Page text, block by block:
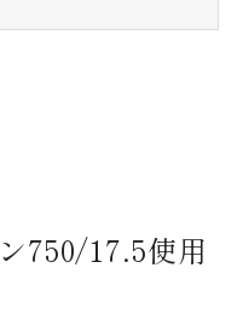
750/17.5使用